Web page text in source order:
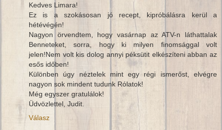
Kedves Limara!
Ez is a szokásosan jó recept, kipróbálásra kerül a
hétévégén!
Nagyon örvendtem, hogy vasárnap az ATV-n láthattalak
Benneteket, sorra, hogy ki milyen finomsággal volt
jelen!Nem volt kis dolog annyi péksütit elkészíteni abban az
esős időben!
Különben úgy néztelek mint egy régi ismerőst, elvégre
nagyon sok mindent tudunk Rólatok!
Még egyszer gratulálok!
Üdvözlettel, Judit.
Válasz